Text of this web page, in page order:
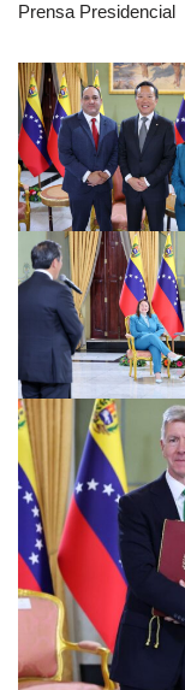
Prensa Presidencial